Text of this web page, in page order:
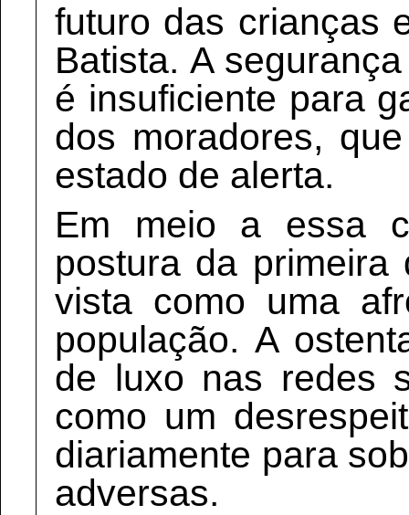
futuro das crianças
Batista. A
é insuficiente para
dos moradores,
estado de alerta.
Em meio a essa
postura da
vista como uma
população. A
de luxo nas redes
como um
diariamente para
adversas.